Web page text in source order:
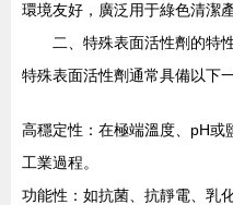
環境友好，廣泛用于綠色清潔產
二、特殊表面活性劑的特
特殊表面活性劑通常具備以下
高穩定性：在極端溫度、pH或
工業過程。
功能性：如抗菌、抗靜電、乳